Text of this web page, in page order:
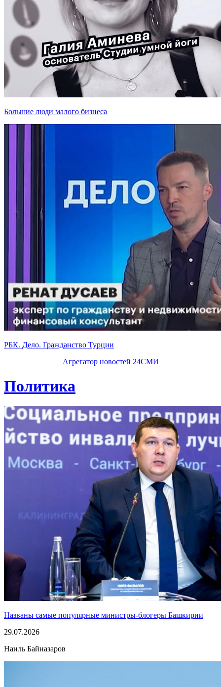
Большие люди малого бизнеса
РБК. Дело. Гражданство Турции
Агрегатор новостей 24СМИ
Политика
Названы самые популярные министры-блогеры Башкирии
29.07.2026
Наиль Байназаров